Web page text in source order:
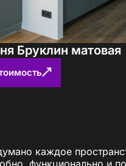
Бруклин матовая
каждое
функционально и